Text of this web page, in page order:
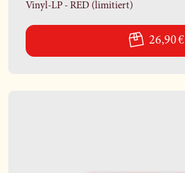
Vinyl-LP - RED (limitiert)
26,90 €